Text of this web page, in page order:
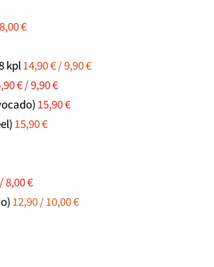
€
kpl14,90 € / 9,90 €
€ / 9,90 €
15,90 €
15,90 €
8,00 €
12,90 / 10,00 €